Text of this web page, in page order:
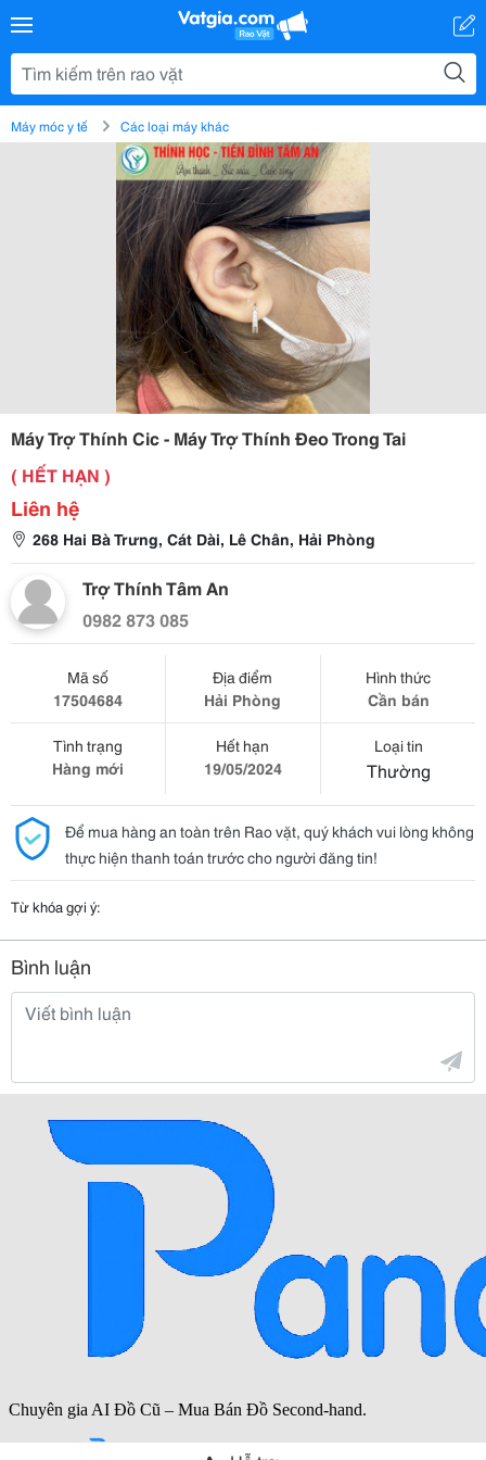
Máy móc y tế Các loại máy khác
Máy Trợ Thính Cic - Máy Trợ Thính Đeo Trong Tai
( HẾT HẠN )
Liên hệ
268 Hai Bà Trưng, Cát Dài, Lê Chân, Hải Phòng
Trợ Thính Tâm An
0982 873 085
Mã số
17504684
Địa điểm
Hải Phòng
Hình thức
Cần bán
Tình trạng
Hàng mới
Hết hạn
19/05/2024
Loại tin
Thường
Để mua hàng an toàn trên Rao vặt, quý khách vui lòng không
thực hiện thanh toán trước cho người đăng tin!
Từ khóa gợi ý:
Bình luận